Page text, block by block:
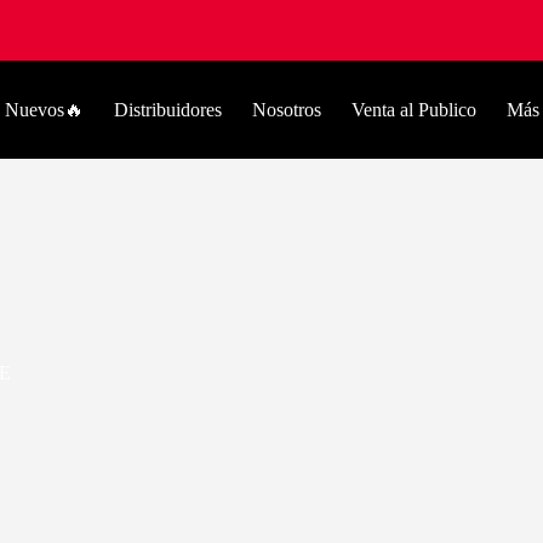
Nuevos🔥 Distribuidores Nosotros Venta al Publico Más